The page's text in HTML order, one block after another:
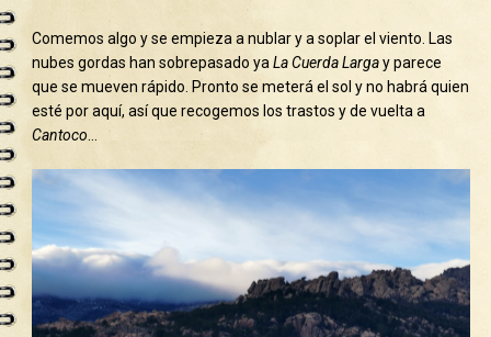
Comemos algo y se empieza a nublar y a soplar el viento. Las
nubes gordas han sobrepasado yaLa Cuerda Largay parece
que se mueven rápido. Pronto se meterá el sol y no habrá quien
esté por aquí, así que recogemos los trastos y de vuelta a
Cantoco